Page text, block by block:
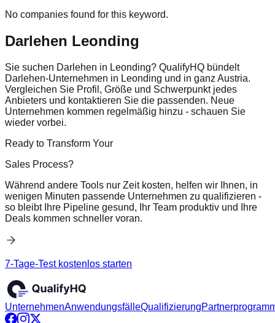
No companies found for this keyword.
Darlehen Leonding
Sie suchen Darlehen in Leonding? QualifyHQ bündelt
Darlehen-Unternehmen in Leonding und in ganz Austria.
Vergleichen Sie Profil, Größe und Schwerpunkt jedes
Anbieters und kontaktieren Sie die passenden. Neue
Unternehmen kommen regelmäßig hinzu - schauen Sie
wieder vorbei.
Ready to Transform Your
Sales Process?
Während andere Tools nur Zeit kosten, helfen wir Ihnen, in
wenigen Minuten passende Unternehmen zu qualifizieren -
so bleibt Ihre Pipeline gesund, Ihr Team produktiv und Ihre
Deals kommen schneller voran.
7-Tage-Test kostenlos starten
UnternehmenAnwendungsfälleQualifizierung